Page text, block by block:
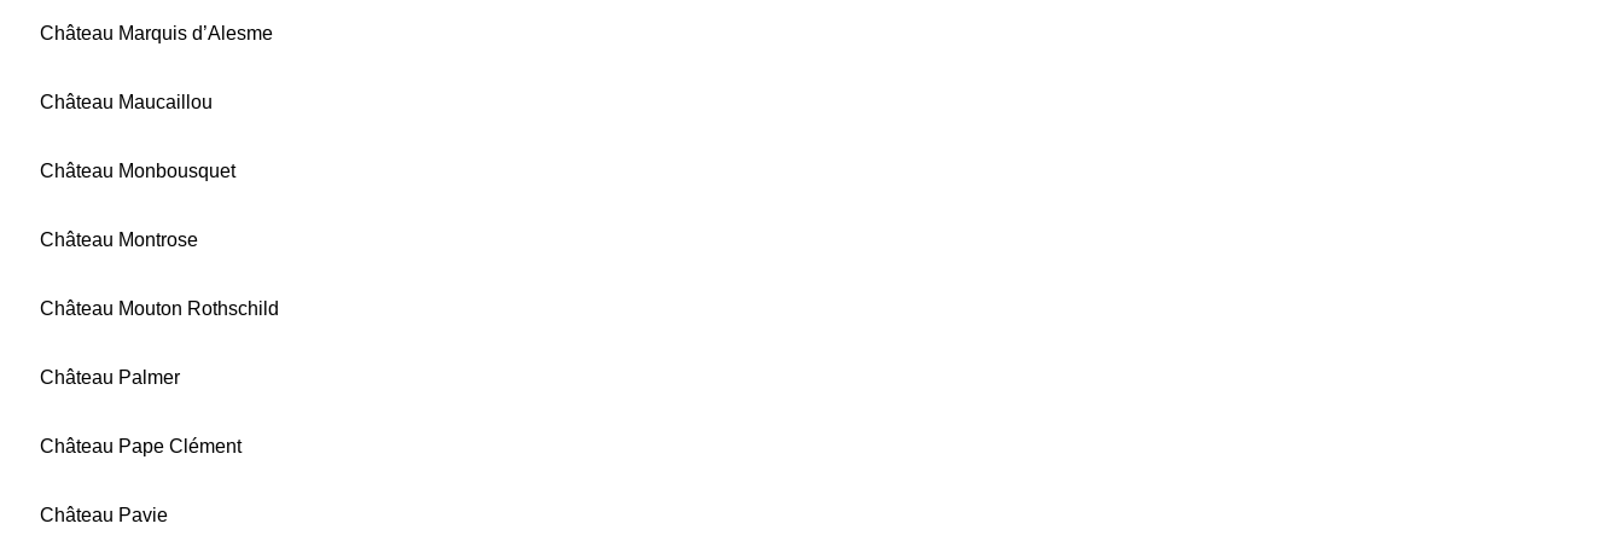
Château Marquis d’Alesme
Château Maucaillou
Château Monbousquet
Château Montrose
Château Mouton Rothschild
Château Palmer
Château Pape Clément
Château Pavie